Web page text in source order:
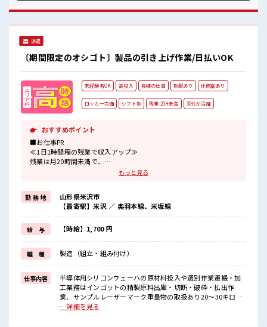
ベート満喫！ ≪機能的な制服アリ≫ 制服があるので、 毎日の
服装の悩み解消♪ ≪初めての仕事だけど自分にもできそう≫
していきましょう！ ≪様々なお仕事をご提案≫ 一人で悩まず
気軽に相談できる、 派遣のお仕事です！ ■職場の雰囲気 一息
つける休憩スペースもあります！ ロッカーあり！ 安心してお
仕事に集中♪ ホドよく残業があるのでホドよく働きたい方に
オススメ！
派遣
〔期間限定のオシゴト〕製品の引き上げ作業/日払いOK
未経験者OK 高収入 長期の仕事 制服あり 休憩室あり
ロッカー完備 シフト制 残業 20H未満 30代が活躍
おすすめポイント
■お仕事PR
≪1日1時間程の残業で収入アップ≫
残業は月20時間未満で、
制服があるので、
毎日の服装の悩み解消♪
≪未経験でも活躍できる≫
新しいことにチャレンジするのは不安だけど、
しっかり働く環境が整っています！
イチからスキルUP・ステップUP目指していきましょう！
≪自分に向いている仕事が探せる≫
困った事などがあれば、
担当がしっかりサポートします！
■職場の雰囲気
休憩室でホッと一息リフレッシュ！
持ち物が多いあなたにもぴったり☆
もっと見る
勤 務 地
山形県米沢市
【最寄駅】米沢 ／ 奥羽本線、米坂線
給 与 【時給】1,700 円
職 種 製造（組立・組み付け）
仕事内容
半導体用シリコンウェーハの原材料投入や選別作業運搬・加
工業務はインゴットの精製原料出庫・切断・破砕・払出作
業、サンプルレーザーマーク重量物の取扱あり20～30キロ ■
お仕事PR ≪1日1時間程の残業で収入アップ≫ 残業は月20時間
…詳細を見る